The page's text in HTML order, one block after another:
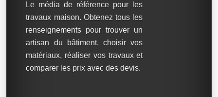
Le média de référence pour les
travaux maison. Obtenez tous les
renseignements pour trouver un
artisan du bâtiment, choisir vos
matériaux, réaliser vos travaux et
comparer les prix avec des devis.